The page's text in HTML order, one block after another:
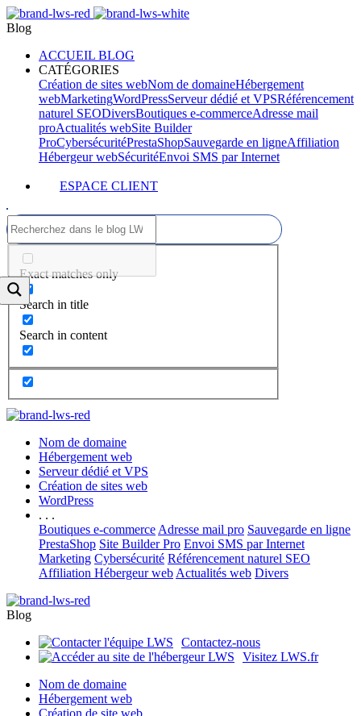
Blog
ACCUEIL BLOG
CATÉGORIES
Création de sites webNom de domaineHébergement
webMarketingWordPressServeur dédié et VPSRéférencement
naturel SEODiversBoutiques e-commerceAdresse mail
proActualités webSite Builder
ProCybersécuritéPrestaShopSauvegarde en ligneAffiliation
Hébergeur webSécuritéEnvoi SMS par Internet
ESPACE CLIENT
Exact matches only
Search in title
Search in content
Nom de domaine
Hébergement web
Serveur dédié et VPS
Création de sites web
WordPress
. . .
Boutiques e-commerce Adresse mail pro Sauvegarde en ligne
PrestaShop Site Builder Pro Envoi SMS par Internet
Marketing Cybersécurité Référencement naturel SEO
Affiliation Hébergeur web Actualités web Divers
Blog
Contactez-nous
Visitez LWS.fr
Nom de domaine
Hébergement web